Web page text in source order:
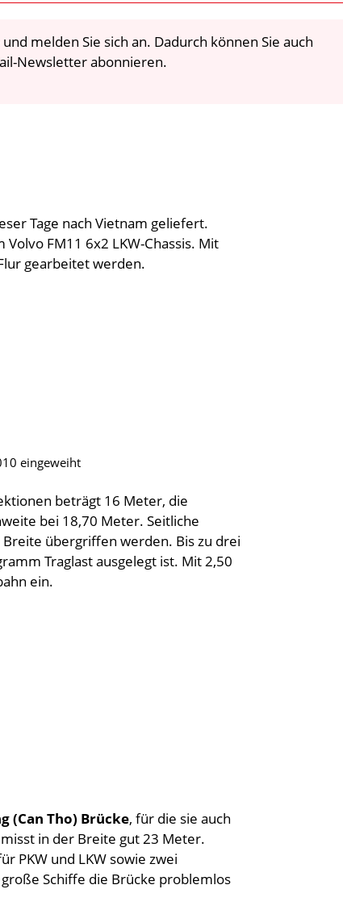
melden Sie sich an. Dadurch können Sie auch
Newsletter abonnieren.
Tage nach Vietnam geliefert.
FM11 6x2 LKW-Chassis. Mit
gearbeitet werden.
eingeweiht
beträgt 16 Meter, die
bei 18,70 Meter. Seitliche
übergriffen werden. Bis zu drei
Traglast ausgelegt ist. Mit 2,50
ein.
(Can Tho) Brücke, für die sie auch
in der Breite gut 23 Meter.
PKW und LKW sowie zwei
Schiffe die Brücke problemlos